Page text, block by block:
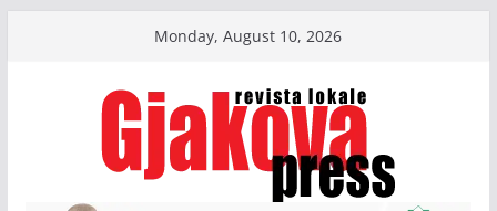
Monday, August 10, 2026